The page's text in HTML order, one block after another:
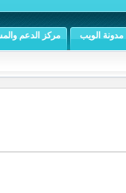
مدونة الويب مركز الدعم